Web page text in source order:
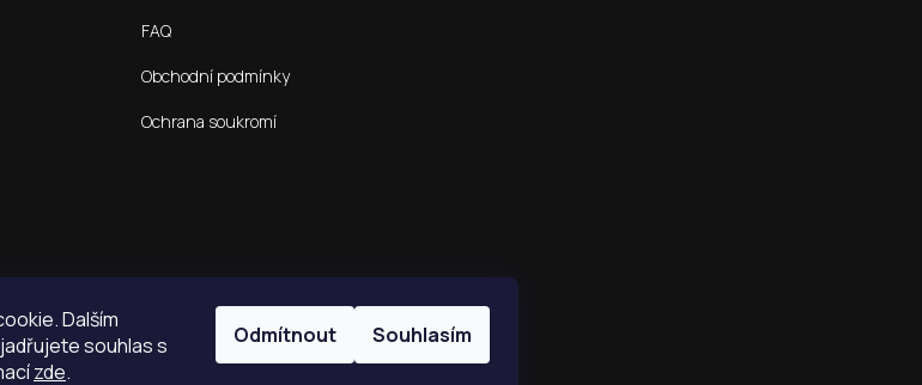
Dalším
souhlas s
zde.
Odmítnout Souhlasím
FAQ
Obchodní podmínky
Ochrana soukromí